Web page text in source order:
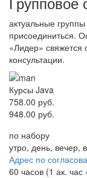
актуальные
присоединиться.
«Лидер» свяжется
консультации.
Курсы Java
758.00 руб.
948.00 руб.
по набору
утро, день, вечер,
Адрес по
60 часов (1 ак. час